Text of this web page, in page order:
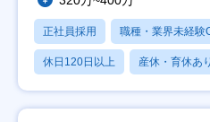
正社員採用 職種・業界未経験
休日120日以上 産休・育休あり